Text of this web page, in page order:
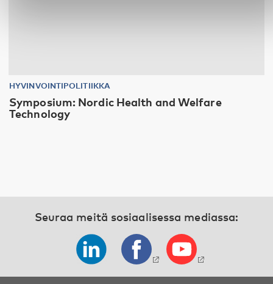
HYVINVOINTIPOLITIIKKA
Symposium: Nordic Health and Welfare
Technology
Seuraa meitä sosiaalisessa mediassa: